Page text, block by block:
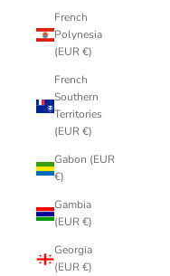
French
Polynesia
(EUR €)
French
Southern
Territories
(EUR €)
Gabon (EUR
€)
Gambia
(EUR €)
Georgia
(EUR €)